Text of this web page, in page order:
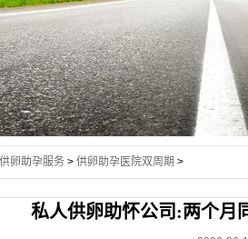
卵助孕服务 > 供卵助孕医院双周期 >
私人供卵助怀公司:两个月